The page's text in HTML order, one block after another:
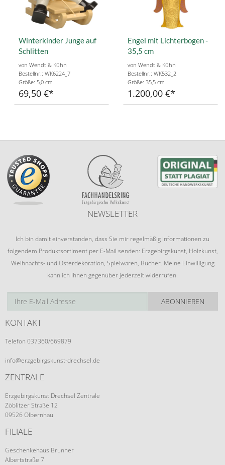
Winterkinder Junge auf
Schlitten
von Wendt & Kühn
Bestellnr.: WK6224_7
Größe: 5,0 cm
69,50 €
Engel mit Lichterbogen -
35,5 cm
von Wendt & Kühn
Bestellnr.: WK532_2
Größe: 35,5 cm
1.200,00 €
NEWSLETTER
Ich bin damit einverstanden, dass Sie mir regelmäßig Informationen zu
folgendem Produktsortiment per E-Mail senden: Erzgebirgskunst, Holzkunst,
Weihnachts- und Osterdekoration, Spielwaren, Bücher. Meine Einwilligung
kann ich Ihnen gegenüber jederzeit widerrufen.
ABONNIEREN
KONTAKT
Telefon 037360/669879
info@erzgebirgskunst-drechsel.de
ZENTRALE
Erzgebirgskunst Drechsel Zentrale
Zöblitzer Straße 12
09526 Olbernhau
FILIALE
Geschenkehaus Brunner
Albertstraße 7